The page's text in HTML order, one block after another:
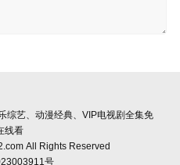
综艺、动漫经典、VIP电视剧全集免
线看
All Rights Reserved
号